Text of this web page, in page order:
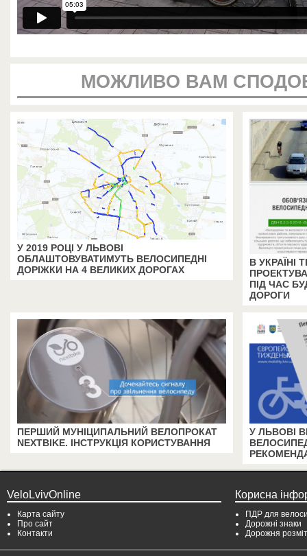
МОЖЛИВО ВАМ
У 2019 РОЦІ У ЛЬВОВІ
ОБЛАШТОВУВАТИМУТЬ ВЕЛОСИПЕДНІ
ДОРІЖКИ НА 4 ВЕЛИКИХ ДОРОГАХ
В УКРАЇНІ
ПІД ЧАС
ДОРОГИ
ПЕРШИЙ МУНІЦИПАЛЬНИЙ ВЕЛОПРОКАТ
NEXTBIKE. ІНСТРУКЦІЯ КОРИСТУВАННЯ
У ЛЬВОВІ
VeloLvivOnline
Карта сайту
Про сайт
Контакти
Корисна
ПДР для
Дорожні знаки
Дорожня